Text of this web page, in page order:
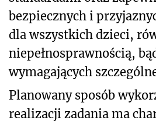
bezpiecznych i
dla wszystkich dzieci,
niepełnosprawnością,
wymagających
Planowany sposób
realizacji zadania ma